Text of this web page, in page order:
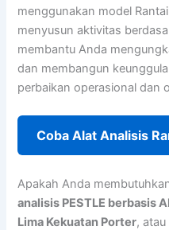
menggunakan model
menyusun aktivitas
membantu Anda
dan membangun
perbaikan operasional dan
Coba Alat Analisis
Apakah Anda
analisis PESTLE berbasis AI
Lima Kekuatan Porter, atau